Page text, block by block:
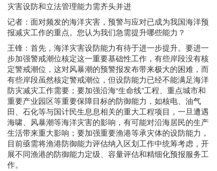
灾害设防和立法管理能力需齐头并进
记者：面对频发的海洋灾害，预警与应对已成为我国海洋预
报减灾工作的重点。您认为我们急需提升哪些能力？
王锋：首先，海洋灾害设防能力有待于进一步提升。要进一
步加强警戒潮位核定这一重要基础性工作，有些岸段没有核
定警戒潮位，这对风暴潮的预警报发布带来极大的困难，而
有些岸段虽然核定警戒潮位，但设防能力已经不能满足海洋
防灾减灾工作需要；要加强沿海“生命线”工程、重点城市和
重要产业园区等重要保障目标的防御能力，如核电、油气
田、石化等与国计民生息息相关的重大工程项目，一旦遭遇
海啸、风暴潮等海洋灾害的影响，有可能对沿海居民的生产
生活带来重大影响；要加强重要渔港等承灾体的设防能力，
目前亟需将渔港防御能力评估纳入区划工作中统筹考虑，开
展不同渔港的防御能力定级、容量评估和精细化预报服务工
作。